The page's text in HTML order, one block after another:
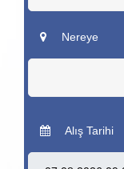
Nereye
Alış Tarihi